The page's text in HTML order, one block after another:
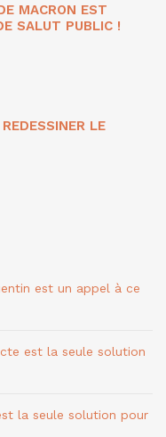
MACRON EST
SALUT PUBLIC !
LE
est un appel à ce
est la seule solution
la seule solution pour